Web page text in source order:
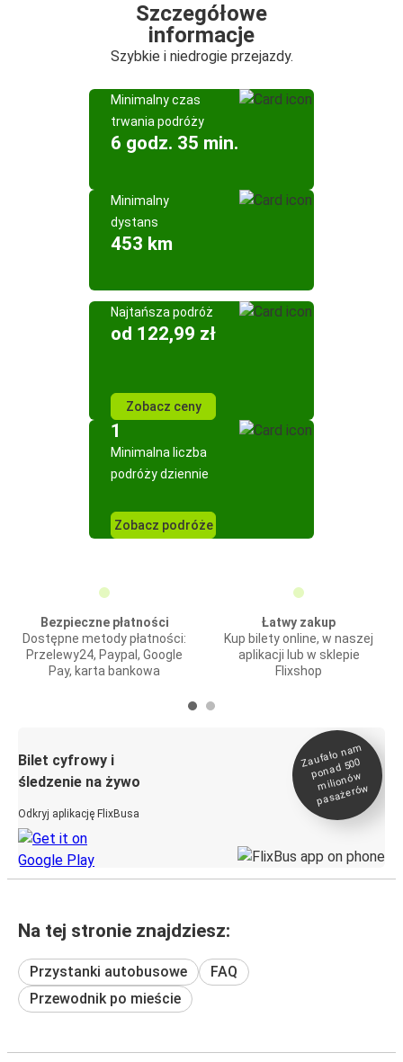
Szczegółowe
informacje
Szybkie i niedrogie przejazdy.
Minimalny czas
trwania podróży
6 godz. 35 min.
Minimalny
dystans
453 km
Najtańsza podróż
od 122,99 zł
Zobacz ceny
1
Minimalna liczba
podróży dziennie
Zobacz podróże
Bezpieczne płatności
Dostępne metody płatności:
Przelewy24, Paypal, Google
Pay, karta bankowa
Łatwy zakup
Kup bilety online, w naszej
aplikacji lub w sklepie
Flixshop
Bilet cyfrowy i
śledzenie na żywo
Odkryj aplikację FlixBusa
Zaufało na
m
ponad 500
milionó
w
pasażeró
w
Na tej stronie znajdziesz:
Przystanki autobusowe
FAQ
Przewodnik po mieście